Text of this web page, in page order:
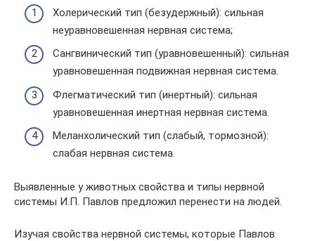
Холерический тип (безудержный): сильная
неуравновешенная нервная система;
Сангвинический тип (уравновешенный): сильная
уравновешенная под­вижная нервная система.
Флегматический тип (инертный): сильная
уравновешенная инертная нерв­ная система.
Меланхолический тип (слабый, тормозной):
слабая нервная система.
Выявленные у животных свойства и типы нервной
системы И.П. Павлов предложил перенести на людей.
Изучая свойства нервной системы, которые Павлов